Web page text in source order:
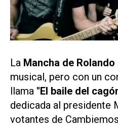
La Mancha de Rolando
musical, pero con un
llama "El baile del
dedicada al presidente
votantes de